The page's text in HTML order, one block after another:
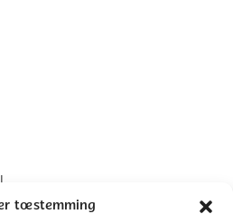
toestemming